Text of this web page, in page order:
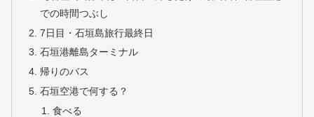
での時間つぶし
7日目・石垣島旅行最終日
石垣港離島ターミナル
帰りのバス
石垣空港で何する？
食べる